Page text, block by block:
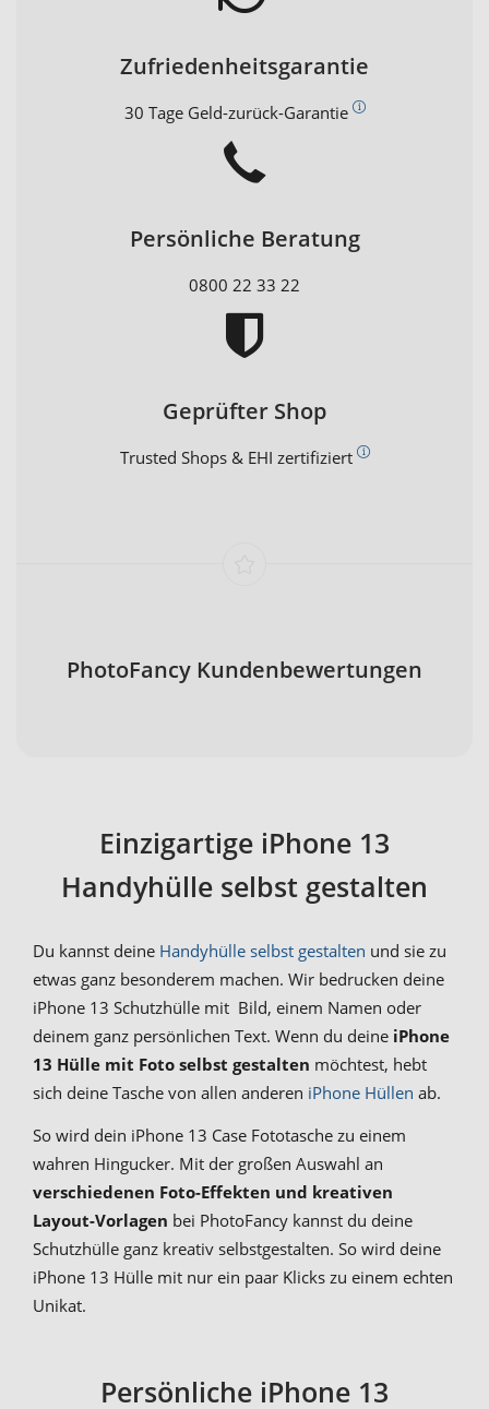
Zufriedenheitsgarantie
30 Tage Geld-zurück-Garantie
Persönliche Beratung
0800 22 33 22
Geprüfter Shop
Trusted Shops & EHI zertifiziert
PhotoFancy Kundenbewertungen
Einzigartige iPhone 13
Handyhülle selbst gestalten
Du kannst deine Handyhülle selbst gestalten und sie zu
etwas ganz besonderem machen. Wir bedrucken deine
iPhone 13 Schutzhülle mit Bild, einem Namen oder
deinem ganz persönlichen Text. Wenn du deine iPhone
13 Hülle mit Foto selbst gestalten möchtest, hebt
sich deine Tasche von allen anderen iPhone Hüllen ab.
So wird dein iPhone 13 Case Fototasche zu einem
wahren Hingucker. Mit der großen Auswahl an
verschiedenen Foto-Effekten und kreativen
Layout-Vorlagen bei PhotoFancy kannst du deine
Schutzhülle ganz kreativ selbstgestalten. So wird deine
iPhone 13 Hülle mit nur ein paar Klicks zu einem echten
Unikat.
Persönliche iPhone 13